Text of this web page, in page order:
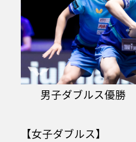
男子ダブルス優勝
【女子ダブルス】